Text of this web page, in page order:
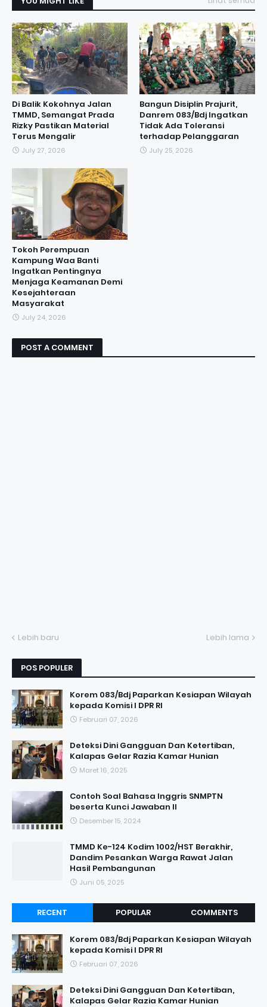
Di Balik Kokohnya Jalan
TMMD, Semangat Prada
Rizky Pastikan Material
Terus Mengalir
July 27, 2026
Bangun Disiplin Prajurit,
Danrem 083/Bdj Ingatkan
Tidak Ada Toleransi
terhadap Pelanggaran
July 25, 2026
Tokoh Perempuan
Kampung Waa Banti
Ingatkan Pentingnya
Menjaga Keamanan Demi
Kesejahteraan
Masyarakat
July 24, 2026
POST A COMMENT
Lebih baru Lebih lama
POS POPULER
Korem 083/Bdj Paparkan Kesiapan Wilayah
kepada Komisi I DPR RI
Februari 07, 2026
Deteksi Dini Gangguan Dan Ketertiban,
Kalapas Gelar Razia Kamar Hunian
Maret 16, 2025
Contoh Soal Bahasa Inggris SNMPTN
beserta Kunci Jawaban II
Desember 15, 2024
TMMD Ke-124 Kodim 1002/HST Berakhir,
Dandim Pesankan Warga Rawat Jalan
Hasil Pembangunan
Juni 05, 2025
RECENT POPULAR COMMENTS
Korem 083/Bdj Paparkan Kesiapan Wilayah
kepada Komisi I DPR RI
Februari 07, 2026
Deteksi Dini Gangguan Dan Ketertiban,
Kalapas Gelar Razia Kamar Hunian